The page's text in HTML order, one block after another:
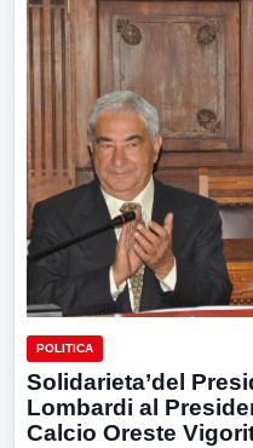
POLITICA
Solidarieta’del
Lombardi al
Calcio Oreste